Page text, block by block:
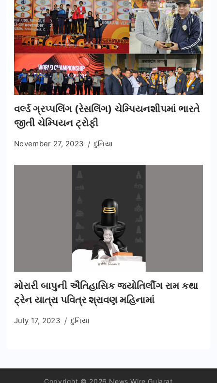
વર્લ્ડ ગ્રપ્પલિંગ (રેસલિંગ) ચેમ્પિયનશીપમાં ભારતે
જીતી ચેમ્પિયન ટ્રોફી
November 27, 2023 દુનિયા
મોરારી બાપુની ઐતિહાસિક જ્યોતિર્લીંગ રામ કથા
ટ્રેન યાત્રા પવિત્ર શ્રાવણ મહિનામાં
July 17, 2023 દુનિયા
Copyright © 2026 News Wire Gujarat